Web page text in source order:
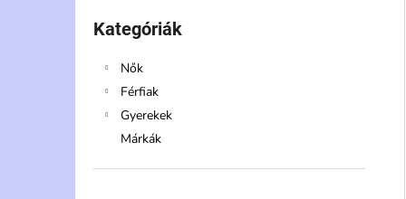
átugrása
Kategóriák
Nők
Férfiak
Gyerekek
Márkák